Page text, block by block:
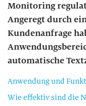
Monitoring
Angeregt durch
Kundenanfrage
automatische